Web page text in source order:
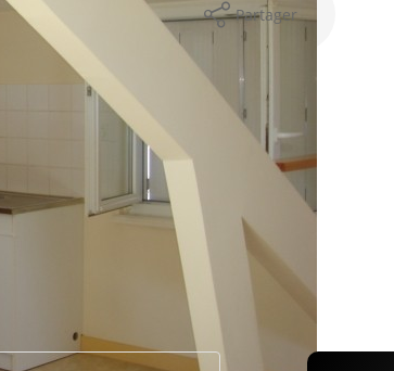
Partager